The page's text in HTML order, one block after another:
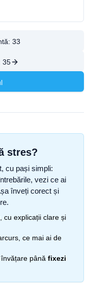
33
35
stres?
cu pași simpli:
vezi ce ai
înveți corect și
, cu explicații clare și
ce mai ai de
până fixezi